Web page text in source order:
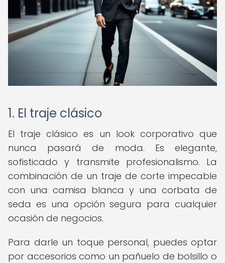
1. El traje clásico
El traje clásico es un look corporativo que
nunca pasará de moda. Es elegante,
sofisticado y transmite profesionalismo. La
combinación de un traje de corte impecable
con una camisa blanca y una corbata de
seda es una opción segura para cualquier
ocasión de negocios.
Para darle un toque personal, puedes optar
por accesorios como un pañuelo de bolsillo o